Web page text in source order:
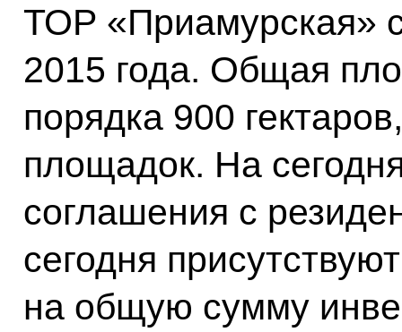
ТОР «Приамурская»
2015 года. Общая
порядка 900
площадок. На
соглашения с
сегодня
на общую сумму